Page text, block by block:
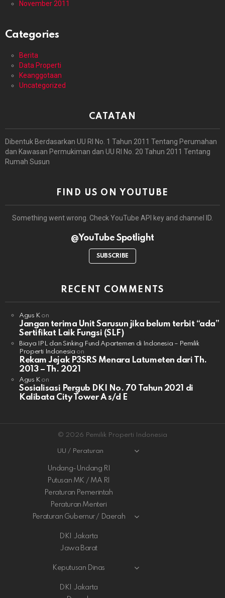
November 2011
Categories
Berita
Data Properti
Keanggotaan
Uncategorized
CATATAN
Dibentuk Berdasarkan UU RI No. 1 Tahun 2011 Tentang Perumahan
dan Kawasan Permukiman dan UU RI No. 20 Tahun 2011 Tentang
Rumah Susun
FIND US ON YOUTUBE
Something went wrong. Check YouTube API key and channel ID.
@YouTube Spotlight
SUBSCRIBE
RECENT COMMENTS
Agus Kon
Jangan terima Unit Sarusun jika belum terbit “ada”
Sertifikat Laik Fungsi (SLF)
Biaya IPL dan Sinking Fund Apartemen di Indonesia – Pemilik
Properti Indonesia on
Rekam Jejak P3SRS Menara Latumeten dari Th.
2013 – Th. 2021
Agus Kon
Sosialisasi Pergub DKI No. 70 Tahun 2021 di
Kalibata City Tower A s/d E
© 2026 Pemilik Properti Indonesia
UU / Peraturan
Undang-Undang RI
Putusan MK / MA RI
Peraturan Pemerintah
Peraturan Menteri
Peraturan Gubernur / Daerah
DKI Jakarta
Jawa Barat
Keputusan Dinas
DKI Jakarta